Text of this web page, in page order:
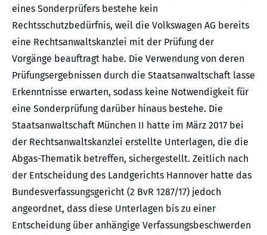
eines Sonderprüfers bestehe kein
Rechtsschutzbedürfnis, weil die Volkswagen AG bereits
eine Rechtsanwaltskanzlei mit der Prüfung der
Vorgänge beauftragt habe. Die Verwendung von deren
Prüfungsergebnissen durch die Staatsanwaltschaft lasse
Erkenntnisse erwarten, sodass keine Notwendigkeit für
eine Sonderprüfung darüber hinaus bestehe. Die
Staatsanwaltschaft München II hatte im März 2017 bei
der Rechtsanwaltskanzlei erstellte Unterlagen, die die
Abgas-Thematik betreffen, sichergestellt. Zeitlich nach
der Entscheidung des Landgerichts Hannover hatte das
Bundesverfassungsgericht (2 BvR 1287/17) jedoch
angeordnet, dass diese Unterlagen bis zu einer
Entscheidung über anhängige Verfassungsbeschwerden